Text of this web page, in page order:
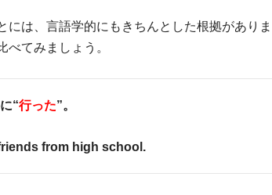
には、言語学的にもきちんとした根拠がありま
てみましょう。
“行った”。
from high school.